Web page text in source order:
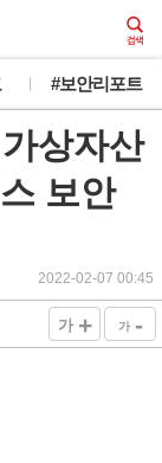
#보안리포트
상자산
보안
2022-02-07 00:45
가 + 가 -